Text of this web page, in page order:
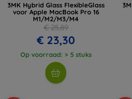
3MK Hybrid Glass FlexibleGlass
voor Apple MacBook Pro 16
M1/M2/M3/M4
€ 25,89
€ 23,30
Op voorraad: > 5 stuks